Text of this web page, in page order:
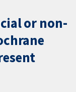
or non-